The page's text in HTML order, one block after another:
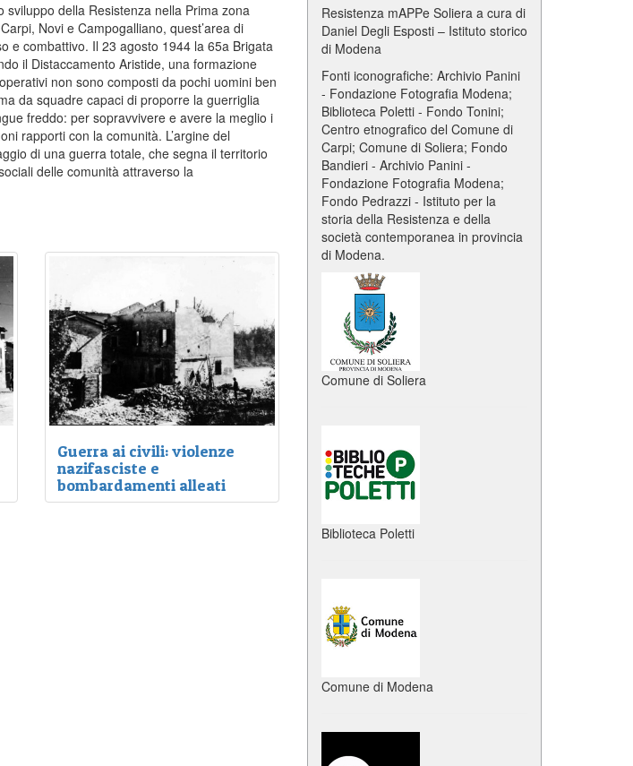
della Resistenza nella Prima zona
Novi e Campogalliano, quest’area di
e combattivo. Il 23 agosto 1944 la 65a Brigata
il Distaccamento Aristide, una formazione
non sono composti da pochi uomini ben
da squadre capaci di proporre la guerriglia
freddo: per sopravvivere e avere la meglio i
rapporti con la comunità. L’argine del
di una guerra totale, che segna il territorio
delle comunità attraverso la
Guerra ai civili: violenze
nazifasciste e
bombardamenti alleati
Resistenza mAPPe Soliera a cura di
Daniel Degli Esposti – Istituto storico
di Modena
Fonti iconografiche: Archivio Panini
- Fondazione Fotografia Modena;
Biblioteca Poletti - Fondo Tonini;
Centro etnografico del Comune di
Carpi; Comune di Soliera; Fondo
Bandieri - Archivio Panini -
Fondazione Fotografia Modena;
Fondo Pedrazzi - Istituto per la
storia della Resistenza e della
società contemporanea in provincia
di Modena.
Comune di Soliera
Biblioteca Poletti
Comune di Modena